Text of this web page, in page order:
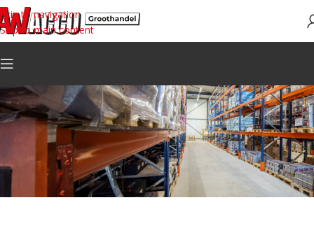
Skip to navigation
Skip to main content